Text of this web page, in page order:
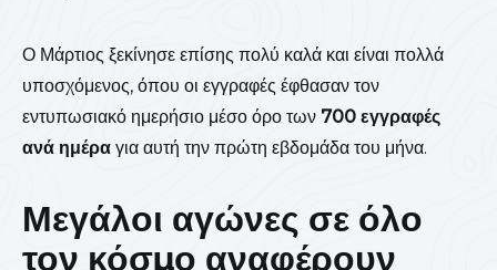
Ο Μάρτιος ξεκίνησε επίσης πολύ καλά και είναι πολλά
υποσχόμενος, όπου οι εγγραφές έφθασαν τον
εντυπωσιακό ημερήσιο μέσο όρο των 700 εγγραφές
ανά ημέρα για αυτή την πρώτη εβδομάδα του μήνα.
Μεγάλοι αγώνες σε όλο
τον κόσμο αναφέρουν